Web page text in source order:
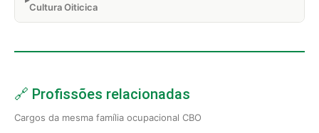
Cultura Oiticica
🔗 Profissões relacionadas
Cargos da mesma família ocupacional CBO